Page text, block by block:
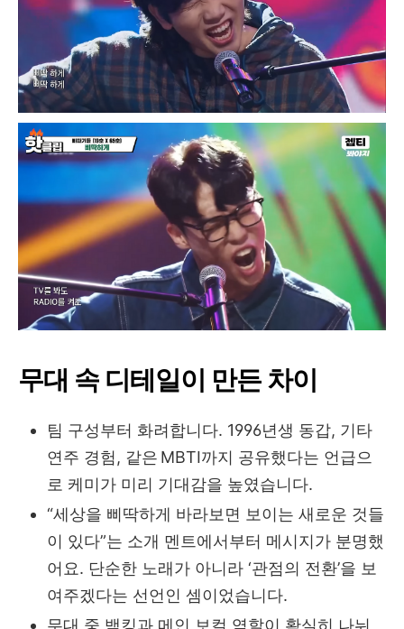
무대 속 디테일이 만든 차이
팀 구성부터 화려합니다. 1996년생 동갑, 기타
연주 경험, 같은 MBTI까지 공유했다는 언급으
로 케미가 미리 기대감을 높였습니다.
“세상을 삐딱하게 바라보면 보이는 새로운 것들
이 있다”는 소개 멘트에서부터 메시지가 분명했
어요. 단순한 노래가 아니라 ‘관점의 전환’을 보
여주겠다는 선언인 셈이었습니다.